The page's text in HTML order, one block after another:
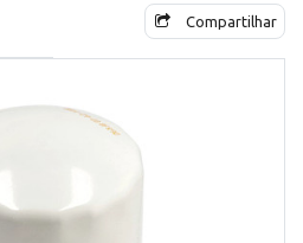
Compartilhar